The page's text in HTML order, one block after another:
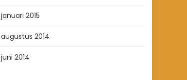
januari 2015
augustus 2014
juni 2014